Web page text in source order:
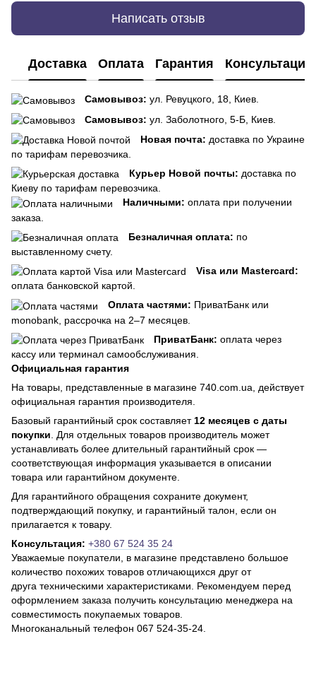
Написать отзыв
Доставка Оплата Гарантия Консультация
Самовывоз: ул. Ревуцкого, 18, Киев.
Самовывоз: ул. Заболотного, 5-Б, Киев.
Новая почта: доставка по Украине
по тарифам перевозчика.
Курьер Новой почты: доставка по
Киеву по тарифам перевозчика.
Наличными: оплата при получении
заказа.
Безналичная оплата: по
выставленному счету.
Visa или Mastercard:
оплата банковской картой.
Оплата частями: ПриватБанк или
monobank, рассрочка на 2–7 месяцев.
ПриватБанк: оплата через
кассу или терминал самообслуживания.
Официальная гарантия
На товары, представленные в магазине 740.com.ua, действует
официальная гарантия производителя.
Базовый гарантийный срок составляет 12 месяцев с даты
покупки . Для отдельных товаров производитель может
устанавливать более длительный гарантийный срок —
соответствующая информация указывается в описании
товара или гарантийном документе.
Для гарантийного обращения сохраните документ,
подтверждающий покупку, и гарантийный талон, если он
прилагается к товару.
Консультация: +380 67 524 35 24
Уважаемые покупатели, в магазине представлено большое
количество похожих товаров отличающихся друг от
друга техническими характеристиками. Рекомендуем перед
оформлением заказа получить консультацию менеджера на
совместимость покупаемых товаров.
Многоканальный телефон 067 524-35-24.